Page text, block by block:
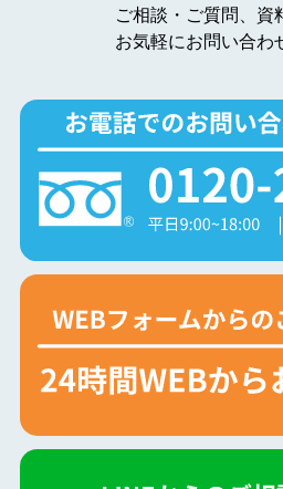
ご相談・ご質問、資
お気軽にお問い合わ